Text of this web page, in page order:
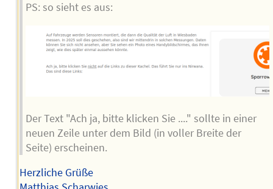
PS: so sieht es aus:
Der Text "Ach ja, bitte klicken Sie ...." sollte in einer
neuen Zeile unter dem Bild (in voller Breite der
Seite) erscheinen.
Herzliche Grüße